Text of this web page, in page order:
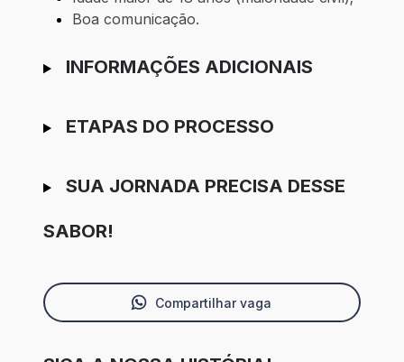
Boa comunicação.
INFORMAÇÕES ADICIONAIS
ETAPAS DO PROCESSO
SUA JORNADA PRECISA DESSE
SABOR!
Compartilhar vaga